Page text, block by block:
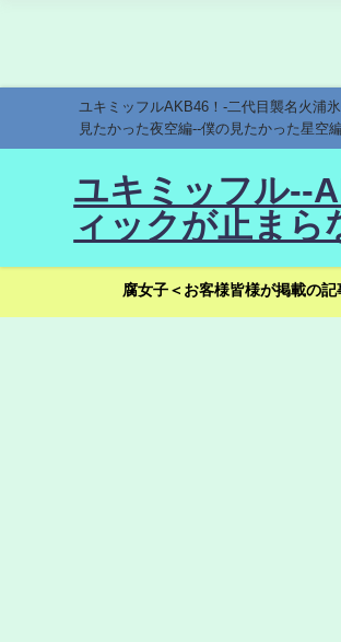
ユキミッフルAKB46！-二代目襲名火浦
見たかった夜空編--僕の見たかった星空
ユキミッフル--
ィックが止まら
腐女子＜お客様皆様が掲載の